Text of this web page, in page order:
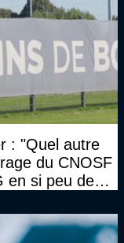
: "Quel autre
du CNOSF
en si peu de